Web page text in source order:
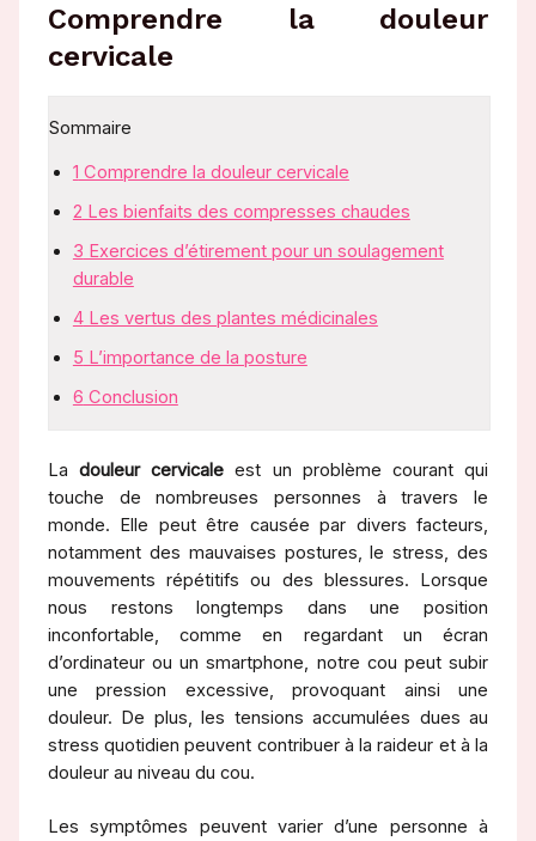
Comprendre la douleur
cervicale
Sommaire
1 Comprendre la douleur cervicale
2 Les bienfaits des compresses chaudes
3 Exercices d’étirement pour un soulagement
durable
4Les vertus des plantes médicinales
5 L’importance de la posture
6 Conclusion
Ladouleur cervicale est un problème courant qui
touche de nombreuses personnes à travers le
monde. Elle peut être causée par divers facteurs,
notamment des mauvaises postures, le stress, des
mouvements répétitifs ou des blessures. Lorsque
nous restons longtemps dans une position
inconfortable, comme en regardant un écran
d’ordinateur ou un smartphone, notre cou peut subir
une pression excessive, provoquant ainsi une
douleur. De plus, les tensions accumulées dues au
stress quotidien peuvent contribuer à la raideur et à la
douleur au niveau du cou.
Les symptômes peuvent varier d’une personne à